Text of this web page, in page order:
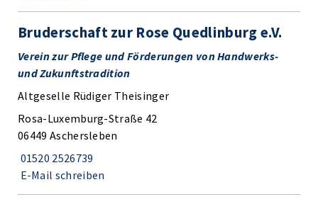
Bruderschaft zur Rose Quedlinburg e.V.
Verein zur Pflege und Förderungen von Handwerks-
und Zukunftstradition
Altgeselle Rüdiger Theisinger
Rosa-Luxemburg-Straße 42
06449 Aschersleben
01520 2526739
E-Mail schreiben